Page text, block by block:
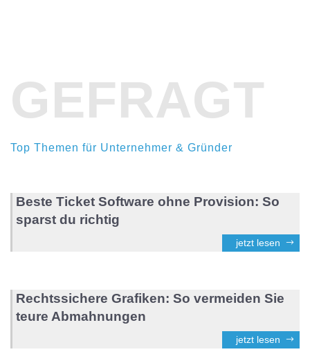
GEFRAGT
Top Themen für Unternehmer & Gründer
Beste Ticket Software ohne Provision: So
sparst du richtig
jetzt lesen
Rechtssichere Grafiken: So vermeiden Sie
teure Abmahnungen
jetzt lesen